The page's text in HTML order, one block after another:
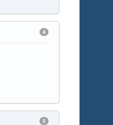
4
5